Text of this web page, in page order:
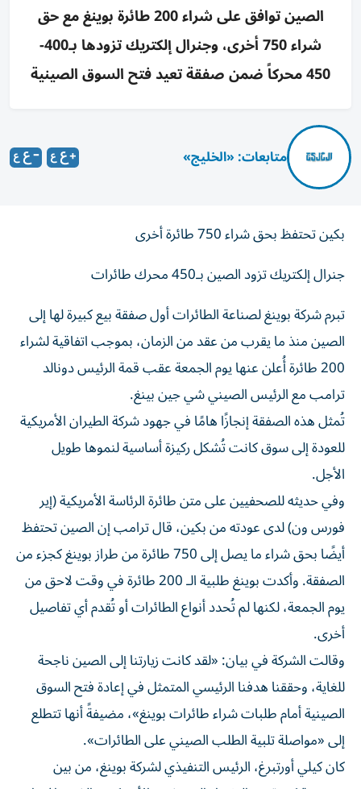
الصين توافق على شراء 200 طائرة بوينغ مع حق
شراء 750 أخرى، وجنرال إلكتريك تزودها بـ400-
450 محركاً ضمن صفقة تعيد فتح السوق الصينية
متابعات: «الخليج»
بكين تحتفظ بحق شراء 750 طائرة أخرى
جنرال إلكتريك تزود الصين بـ450 محرك طائرات
تبرم شركة بوينغ لصناعة الطائرات أول صفقة بيع كبيرة لها إلى
الصين منذ ما يقرب من عقد من الزمان، بموجب اتفاقية لشراء
200 طائرة أُعلن عنها يوم الجمعة عقب قمة الرئيس دونالد
ترامب مع الرئيس الصيني شي جين بينغ.
تُمثل هذه الصفقة إنجازًا هامًا في جهود شركة الطيران الأمريكية
للعودة إلى سوق كانت تُشكل ركيزة أساسية لنموها طويل
الأجل.
وفي حديثه للصحفيين على متن طائرة الرئاسة الأمريكية (إير
فورس ون) لدى عودته من بكين، قال ترامب إن الصين تحتفظ
أيضًا بحق شراء ما يصل إلى 750 طائرة من طراز بوينغ كجزء من
الصفقة. وأكدت بوينغ طلبية الـ 200 طائرة في وقت لاحق من
يوم الجمعة، لكنها لم تُحدد أنواع الطائرات أو تُقدم أي تفاصيل
أخرى.
وقالت الشركة في بيان: «لقد كانت زيارتنا إلى الصين ناجحة
للغاية، وحققنا هدفنا الرئيسي المتمثل في إعادة فتح السوق
الصينية أمام طلبات شراء طائرات بوينغ»، مضيفةً أنها تتطلع
إلى «مواصلة تلبية الطلب الصيني على الطائرات».
كان كيلي أورتبرغ، الرئيس التنفيذي لشركة بوينغ، من بين